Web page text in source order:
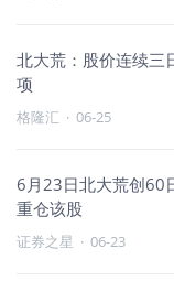
北大荒：股价连续三
项
格隆汇 · 06-25
6月23日北大荒创60
重仓该股
证券之星 · 06-23